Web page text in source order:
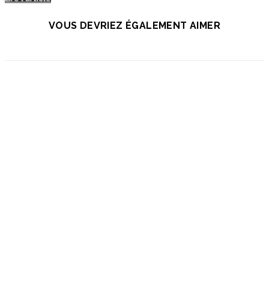
VOUS DEVRIEZ ÉGALEMENT AIMER